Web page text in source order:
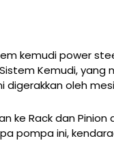
kemudi power
Kemudi,
digerakkan oleh
ke Rack dan
pompa ini,